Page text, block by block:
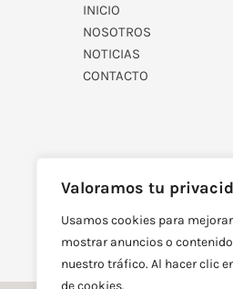
Valoramos tu
Usamos cookies para
mostrar anuncios o
nuestro tráfico. Al hacer clic
de cookies.
INICIO
NOSOTROS
NOTICIAS
CONTACTO